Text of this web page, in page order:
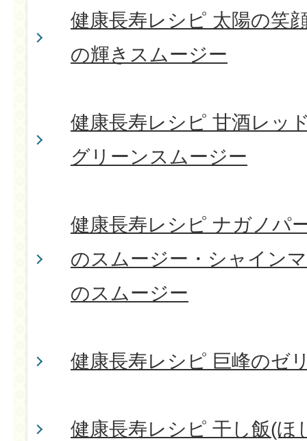
健康長寿レシピ 太陽の笑
の輝きスムージー
健康長寿レシピ 甘酒レッ
グリーンスムージー
健康長寿レシピ ナガノパ
のスムージー・シャイン
のスムージー
健康長寿レシピ 巨峰のゼ
健康長寿レシピ 干し飯(ほ